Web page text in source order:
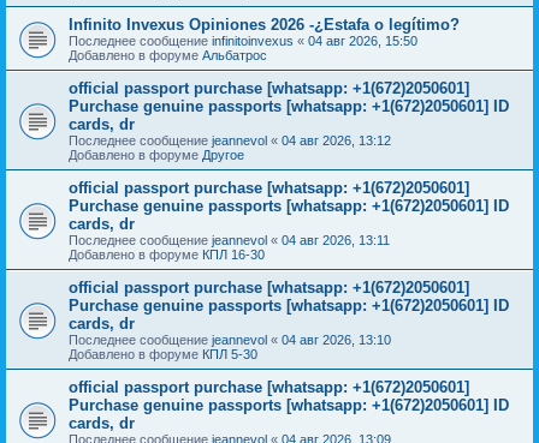
Infinito Invexus Opiniones 2026 -¿Estafa o legítimo?
Последнее сообщение infinitoinvexus « 04 авг 2026, 15:50
Добавлено в форуме Альбатрос
official passport purchase [whatsapp: +1(672)2050601]
Purchase genuine passports [whatsapp: +1(672)2050601] ID
cards, dr
Последнее сообщение jeannevol « 04 авг 2026, 13:12
Добавлено в форуме Другое
official passport purchase [whatsapp: +1(672)2050601]
Purchase genuine passports [whatsapp: +1(672)2050601] ID
cards, dr
Последнее сообщение jeannevol « 04 авг 2026, 13:11
Добавлено в форуме КПЛ 16-30
official passport purchase [whatsapp: +1(672)2050601]
Purchase genuine passports [whatsapp: +1(672)2050601] ID
cards, dr
Последнее сообщение jeannevol « 04 авг 2026, 13:10
Добавлено в форуме КПЛ 5-30
official passport purchase [whatsapp: +1(672)2050601]
Purchase genuine passports [whatsapp: +1(672)2050601] ID
cards, dr
Последнее сообщение jeannevol « 04 авг 2026, 13:09